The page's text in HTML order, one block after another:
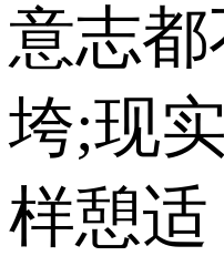
意志
垮;现
样憩